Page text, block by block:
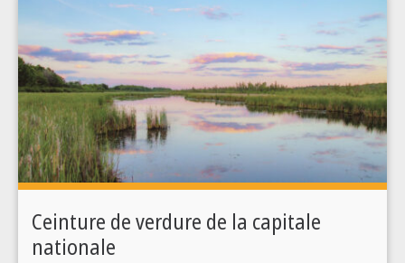
Ceinture de verdure de la capitale
nationale